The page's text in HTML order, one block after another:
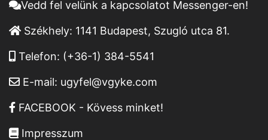
Vedd fel velünk a kapcsolatot Messenger-en!
Székhely: 1141 Budapest, Szugló utca 81.
Telefon: (+36-1) 384-5541
E-mail: ugyfel@vgyke.com
FACEBOOK - Kövess minket!
Impresszum